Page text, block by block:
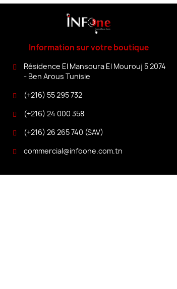
Information sur votre boutique
Résidence El Mansoura El Mourouj 5 2074
- Ben Arous Tunisie
(+216) 55 295 732
(+216) 24 000 358
(+216) 26 265 740 (SAV)
commercial@infoone.com.tn